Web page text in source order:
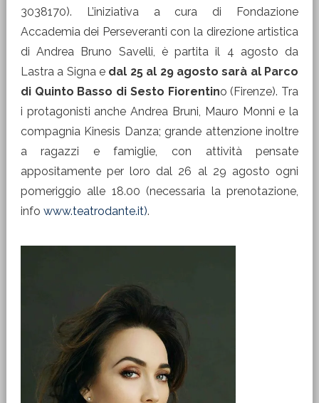
3038170). L’iniziativa a cura di Fondazione
Accademia dei Perseveranti con la direzione artistica
di Andrea Bruno Savelli, è partita il 4 agosto da
Lastra a Signa e dal 25 al 29 agosto sarà al Parco
di Quinto Basso di Sesto Fiorentino (Firenze). Tra
i protagonisti anche Andrea Bruni, Mauro Monni e la
compagnia Kinesis Danza; grande attenzione inoltre
a ragazzi e famiglie, con attività pensate
appositamente per loro dal 26 al 29 agosto ogni
pomeriggio alle 18.00 (necessaria la prenotazione,
info www.teatrodante.it).